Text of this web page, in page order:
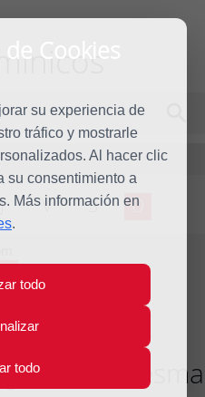
Cookies
su experiencia de
tráfico y mostrarle
Al hacer clic
su consentimiento a
Más información en
.
todo
todo
J V S D
de Cuaresma